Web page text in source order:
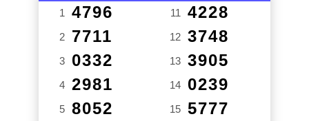
1 4796
2 7711
3 0332
4 2981
5 8052
11 4228
12 3748
13 3905
14 0239
15 5777